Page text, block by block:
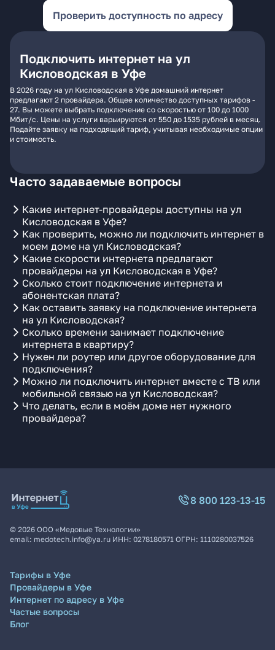
Проверить доступность по адресу
Подключить интернет на ул
Кисловодская в Уфе
В 2026 году на ул Кисловодская в Уфе домашний интернет
предлагают 2 провайдера. Общее количество доступных тарифов -
27. Вы можете выбрать подключение со скоростью от 100 до 1000
Мбит/с. Цены на услуги варьируются от 550 до 1535 рублей в месяц.
Подайте заявку на подходящий тариф, учитывая необходимые опции
и стоимость.
Часто задаваемые вопросы
Какие интернет-провайдеры доступны на ул
Кисловодская в Уфе?
Как проверить, можно ли подключить интернет в
моем доме на ул Кисловодская?
Какие скорости интернета предлагают
провайдеры на ул Кисловодская в Уфе?
Сколько стоит подключение интернета и
абонентская плата?
Как оставить заявку на подключение интернета
на ул Кисловодская?
Сколько времени занимает подключение
интернета в квартиру?
Нужен ли роутер или другое оборудование для
подключения?
Можно ли подключить интернет вместе с ТВ или
мобильной связью на ул Кисловодская?
Что делать, если в моём доме нет нужного
провайдера?
8 800 123-13-15
© 2026 ООО «Медовые Технологии»
email: medotech.info@ya.ru ИНН: 0278180571 ОГРН: 1110280037526
Тарифы в Уфе
Провайдеры в Уфе
Интернет по адресу в Уфе
Частые вопросы
Блог